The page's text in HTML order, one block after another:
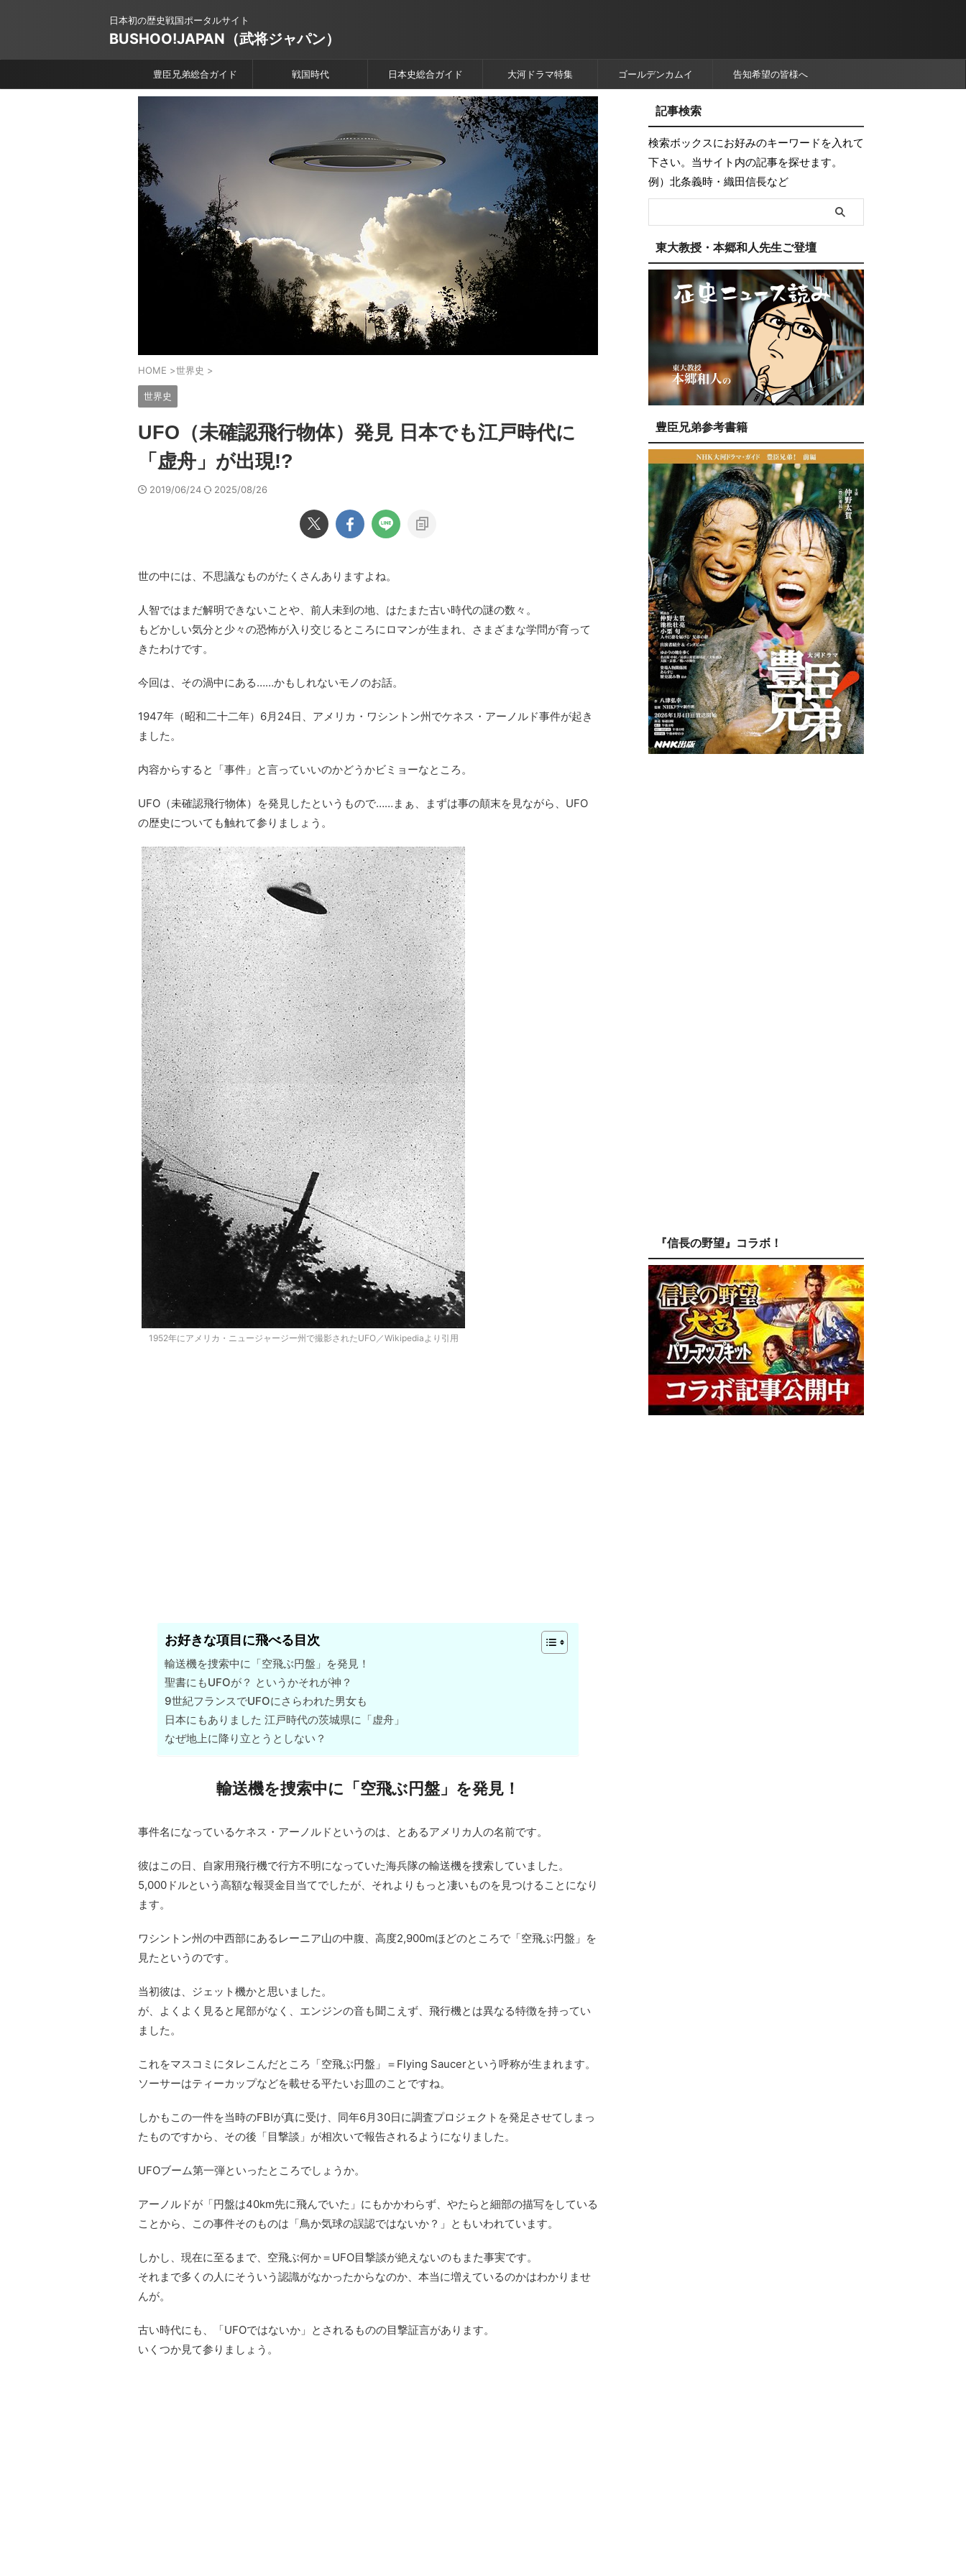
日本初の歴史戦国ポータルサイト
BUSHOO!JAPAN（武将ジャパン）
豊臣兄弟総合ガイド 戦国時代 日本史総合ガイド 大河ドラマ特集 ゴールデンカムイ 告知希望の皆様へ
HOME >世界史 >
世界史
UFO（未確認飛行物体）発見 日本でも江戸時代に
「虚舟」が出現!?
2019/06/24 2025/08/26
世の中には、不思議なものがたくさんありますよね。
人智ではまだ解明できないことや、前人未到の地、はたまた古い時代の謎の数々。
もどかしい気分と少々の恐怖が入り交じるところにロマンが生まれ、さまざまな学問が育って
きたわけです。
今回は、その渦中にある……かもしれないモノのお話。
1947年（昭和二十二年）6月24日、アメリカ・ワシントン州でケネス・アーノルド事件が起き
ました。
内容からすると「事件」と言っていいのかどうかビミョーなところ。
UFO（未確認飛行物体）を発見したというもので……まぁ、まずは事の顛末を見ながら、UFO
の歴史についても触れて参りましょう。
1952年にアメリカ・ニュージャージー州で撮影されたUFO／Wikipediaより引用
お好きな項目に飛べる目次
輸送機を捜索中に「空飛ぶ円盤」を発見！
聖書にもUFOが？ というかそれが神？
9世紀フランスでUFOにさらわれた男女も
日本にもありました 江戸時代の茨城県に「虚舟」
なぜ地上に降り立とうとしない？
輸送機を捜索中に「空飛ぶ円盤」を発見！
事件名になっているケネス・アーノルドというのは、とあるアメリカ人の名前です。
彼はこの日、自家用飛行機で行方不明になっていた海兵隊の輸送機を捜索していました。
5,000ドルという高額な報奨金目当てでしたが、それよりもっと凄いものを見つけることになり
ます。
ワシントン州の中西部にあるレーニア山の中腹、高度2,900mほどのところで「空飛ぶ円盤」を
見たというのです。
当初彼は、ジェット機かと思いました。
が、よくよく見ると尾部がなく、エンジンの音も聞こえず、飛行機とは異なる特徴を持ってい
ました。
これをマスコミにタレこんだところ「空飛ぶ円盤」＝Flying Saucerという呼称が生まれます。
ソーサーはティーカップなどを載せる平たいお皿のことですね。
しかもこの一件を当時のFBIが真に受け、同年6月30日に調査プロジェクトを発足させてしまっ
たものですから、その後「目撃談」が相次いで報告されるようになりました。
UFOブーム第一弾といったところでしょうか。
アーノルドが「円盤は40km先に飛んでいた」にもかかわらず、やたらと細部の描写をしている
ことから、この事件そのものは「鳥か気球の誤認ではないか？」ともいわれています。
しかし、現在に至るまで、空飛ぶ何か＝UFO目撃談が絶えないのもまた事実です。
それまで多くの人にそういう認識がなかったからなのか、本当に増えているのかはわかりませ
んが。
古い時代にも、「UFOではないか」とされるものの目撃証言があります。
いくつか見て参りましょう。
記事検索
検索ボックスにお好みのキーワードを入れて
下さい。当サイト内の記事を探せます。
例）北条義時・織田信長など
東大教授・本郷和人先生ご登壇
豊臣兄弟参考書籍
『信長の野望』コラボ！